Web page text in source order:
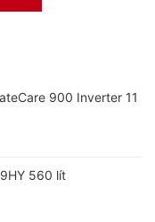
900 Inverter 11
560 lít